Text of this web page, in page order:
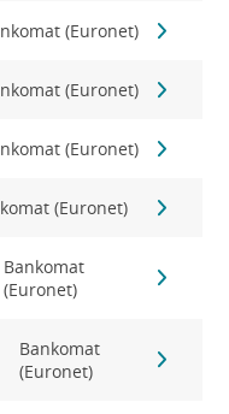
(Euronet)
(Euronet)
(Euronet)
(Euronet)
Bankomat
(Euronet)
Bankomat
(Euronet)